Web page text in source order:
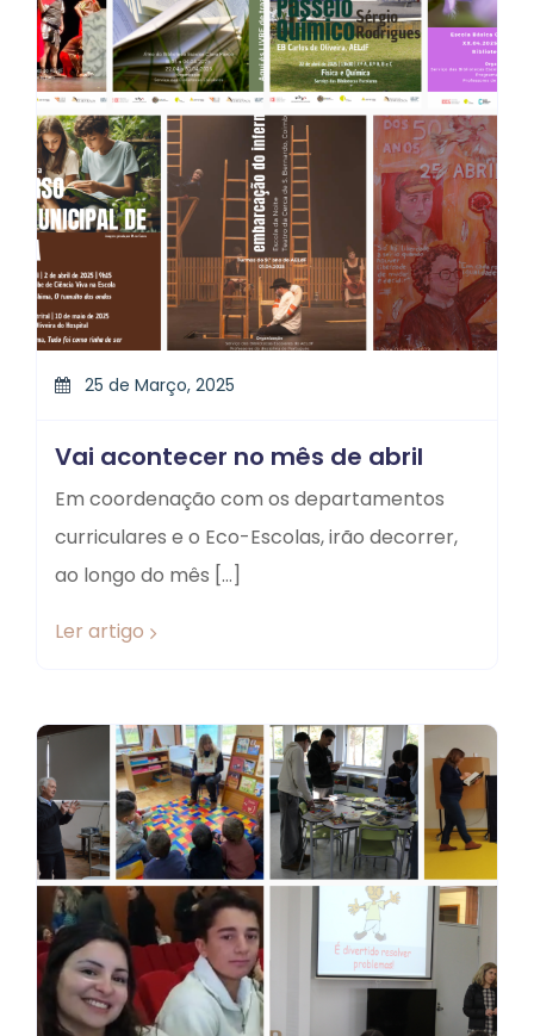
25 de Março, 2025
Vai acontecer no mês de abril
Em coordenação com os departamentos
curriculares e o Eco-Escolas, irão decorrer,
ao longo do mês […]
Ler artigo